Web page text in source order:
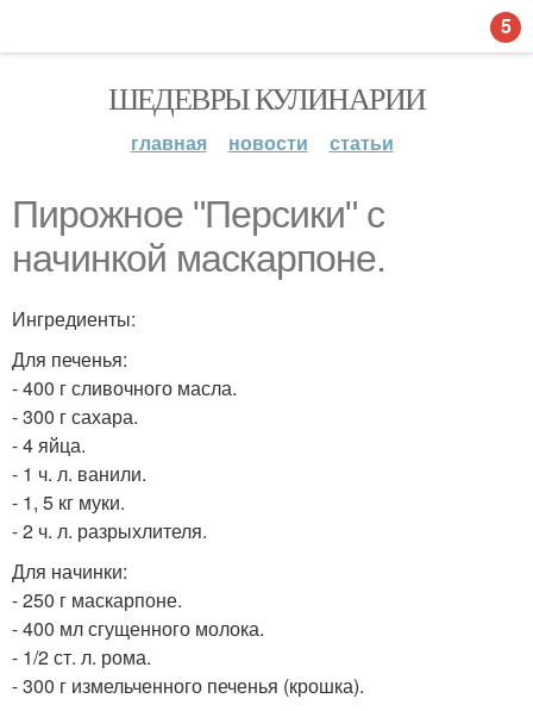
ШЕДЕВРЫ КУЛИНАРИИ
главная новости статьи
Пирожное "Персики" с
начинкой маскарпоне.
Ингредиенты:
Для печенья:
- 400 г сливочного масла.
- 300 г сахара.
- 4 яйца.
- 1 ч. л. ванили.
- 1, 5 кг муки.
- 2 ч. л. разрыхлителя.
Для начинки:
- 250 г маскарпоне.
- 400 мл сгущенного молока.
- 1/2 ст. л. рома.
- 300 г измельченного печенья (крошка).
5